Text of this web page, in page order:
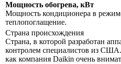
Мощность обогрева, кВт
Мощность кондиционера в
теплопоглащение.
Страна происхождения
Страна, в которой разработан
контролем специалистов из
как компания Daikin очень